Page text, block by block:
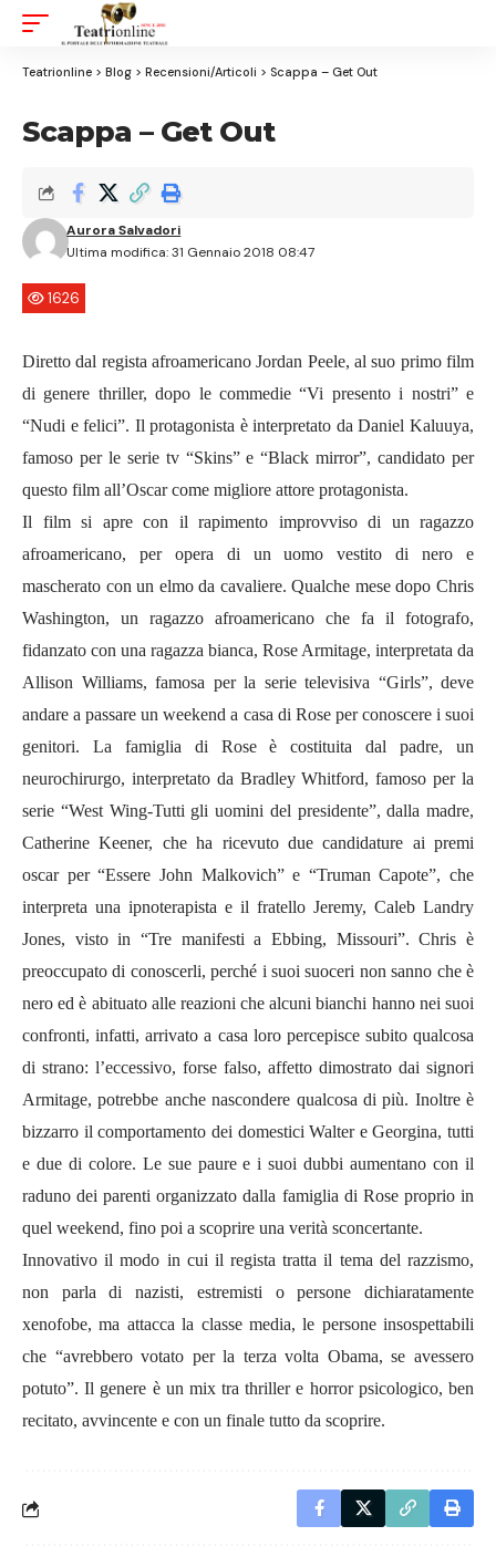
Teatrionline > Blog > Recensioni/Articoli > Scappa – Get Out
Scappa – Get Out
Ultima modifica: 31 Gennaio 2018 08:47
Aurora Salvadori
1626
Diretto dal regista afroamericano Jordan Peele, al suo primo film
di genere thriller, dopo le commedie “Vi presento i nostri” e
“Nudi e felici”. Il protagonista è interpretato da Daniel Kaluuya,
famoso per le serie tv “Skins” e “Black mirror”, candidato per
questo film all’Oscar come migliore attore protagonista.
Il film si apre con il rapimento improvviso di un ragazzo
afroamericano, per opera di un uomo vestito di nero e
mascherato con un elmo da cavaliere. Qualche mese dopo Chris
Washington, un ragazzo afroamericano che fa il fotografo,
fidanzato con una ragazza bianca, Rose Armitage, interpretata da
Allison Williams, famosa per la serie televisiva “Girls”, deve
andare a passare un weekend a casa di Rose per conoscere i suoi
genitori. La famiglia di Rose è costituita dal padre, un
neurochirurgo, interpretato da Bradley Whitford, famoso per la
serie “West Wing-Tutti gli uomini del presidente”, dalla madre,
Catherine Keener, che ha ricevuto due candidature ai premi
oscar per “Essere John Malkovich” e “Truman Capote”, che
interpreta una ipnoterapista e il fratello Jeremy, Caleb Landry
Jones, visto in “Tre manifesti a Ebbing, Missouri”. Chris è
preoccupato di conoscerli, perché i suoi suoceri non sanno che è
nero ed è abituato alle reazioni che alcuni bianchi hanno nei suoi
confronti, infatti, arrivato a casa loro percepisce subito qualcosa
di strano: l’eccessivo, forse falso, affetto dimostrato dai signori
Armitage, potrebbe anche nascondere qualcosa di più. Inoltre è
bizzarro il comportamento dei domestici Walter e Georgina, tutti
e due di colore. Le sue paure e i suoi dubbi aumentano con il
raduno dei parenti organizzato dalla famiglia di Rose proprio in
quel weekend, fino poi a scoprire una verità sconcertante.
Innovativo il modo in cui il regista tratta il tema del razzismo,
non parla di nazisti, estremisti o persone dichiaratamente
xenofobe, ma attacca la classe media, le persone insospettabili
che “avrebbero votato per la terza volta Obama, se avessero
potuto”. Il genere è un mix tra thriller e horror psicologico, ben
recitato, avvincente e con un finale tutto da scoprire.